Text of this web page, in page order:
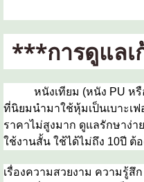
***การดูแล
หนังเทียม (หนัง PU ห
ที่นิยมนำมาใช้หุ้มเป็นเบาะเฟ
ราคาไม่สูงมาก ดูแลรักษาง่
ใช้งานสั้น ใช้ได้ไม่ถึง 10ปี ต้
เรื่องความสวยงาม ความรู้สึ